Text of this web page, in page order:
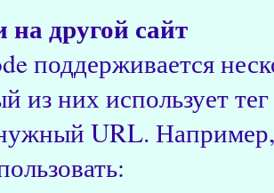
другой сайт
поддерживается
из них использует тег
URL.